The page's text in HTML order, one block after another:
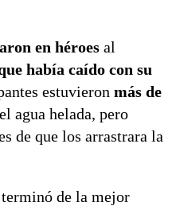
en héroes al
había caído con su
estuvieron más de
agua helada, pero
de que los arrastrara la
de la mejor